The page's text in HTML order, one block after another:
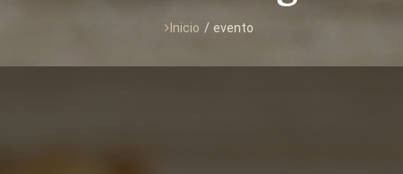
Inicio / evento